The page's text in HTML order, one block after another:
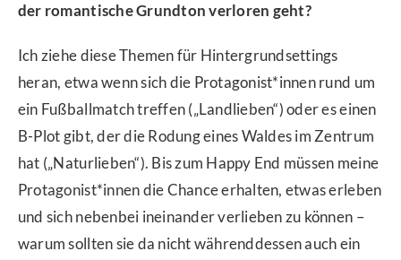
der romantische Grundton verloren geht?
Ich ziehe diese Themen für Hintergrundsettings
heran, etwa wenn sich die Protagonist*innen rund um
ein Fußballmatch treffen („Landlieben“) oder es einen
B-Plot gibt, der die Rodung eines Waldes im Zentrum
hat („Naturlieben“). Bis zum Happy End müssen meine
Protagonist*innen die Chance erhalten, etwas erleben
und sich nebenbei ineinander verlieben zu können –
warum sollten sie da nicht währenddessen auch ein